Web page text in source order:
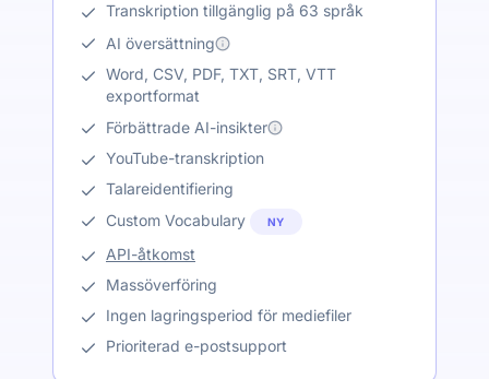
Transkription tillgänglig på 63 språk
AI översättning
Word, CSV, PDF, TXT, SRT, VTT
exportformat
Förbättrade AI-insikter
YouTube-transkription
Talareidentifiering
Custom Vocabulary
NY
API-åtkomst
Massöverföring
Ingen lagringsperiod för mediefiler
Prioriterad e-postsupport